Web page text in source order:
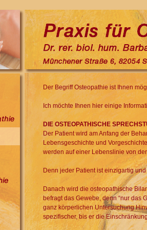
Der Begriff Osteopathie ist Ihnen
Ich möchte Ihnen hier einige
DIE OSTEOPATHISCHE
Der Patient wird am Anfang der
Lebensgeschichte und
werden auf einer Lebenslinie von
Denn jeder Patient ist einzigartig
Danach wird die osteopathische
befragt das Gewebe, denn “nur das
ganz körperlichen Untersuchung
spezifischer, bis er die